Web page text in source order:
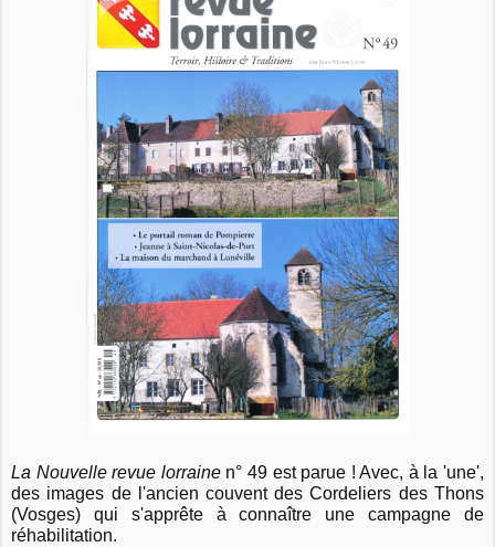
La Nouvelle revue lorrainen° 49 est parue ! Avec, à la 'une',
des images de l'ancien couvent des Cordeliers des Thons
(Vosges) qui s'apprête à connaître une campagne de
réhabilitation.